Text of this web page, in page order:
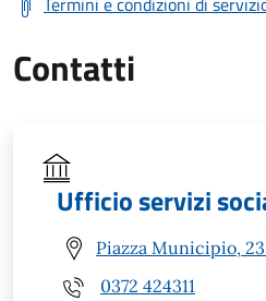
Contatti
Ufficio servizi
Piazza Municipio,
0372 424311